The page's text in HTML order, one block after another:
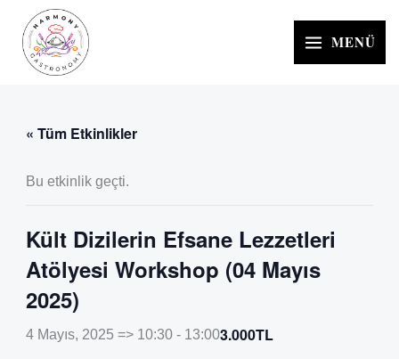
İçeriğe
MENÜ
« Tüm Etkinlikler
Bu etkinlik geçti.
Kült Dizilerin Efsane Lezzetleri
Atölyesi Workshop (04 Mayıs
2025)
4 Mayıs, 2025 => 10:30- 13:003.000TL